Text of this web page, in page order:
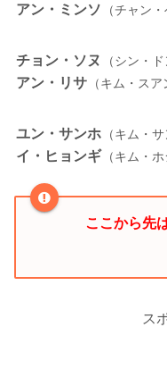
アン・ミンソ （チャン・
チョン・ソヌ （シン・ド
アン・リサ （キム・スア
ユン・サンホ （キム・サ
イ・ヒョンギ （キム・ホ
ここから先
ス